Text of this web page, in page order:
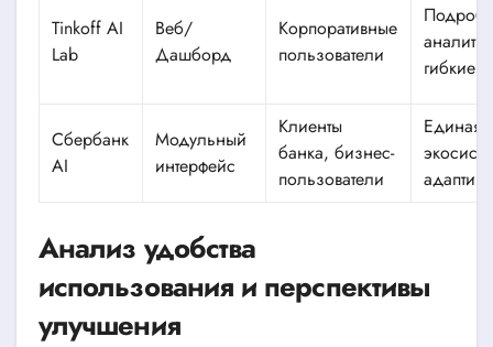
Tinkoff AI
Lab
Веб/
Дашборд
Корпоративные
пользователи
гибкие
Сбербанк
AI
Модульный
интерфейс
Клиенты
банка, бизнес-
пользователи
Единая
Анализ удобства
использования и перспективы
улучшения